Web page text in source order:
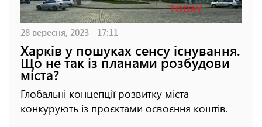
28 вересня, 2023 - 17:11
Харків у пошуках сенсу існування.
Що не так із планами розбудови
міста?
Глобальні концепції розвитку міста
конкурують із проєктами освоєння коштів.